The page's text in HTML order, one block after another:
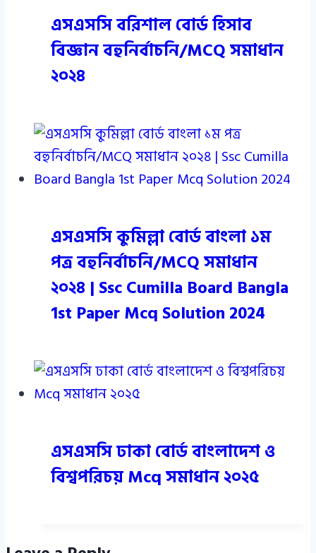
এসএসসি বরিশাল বোর্ড হিসাব
বিজ্ঞান বহুনির্বাচনি/MCQ সমাধান
২০২৪
এসএসসি কুমিল্লা বোর্ড বাংলা ১ম
পত্র বহুনির্বাচনি/MCQ সমাধান
২০২৪ | Ssc Cumilla Board Bangla
1st Paper Mcq Solution 2024
এসএসসি ঢাকা বোর্ড বাংলাদেশ ও
বিশ্বপরিচয় Mcq সমাধান ২০২৫